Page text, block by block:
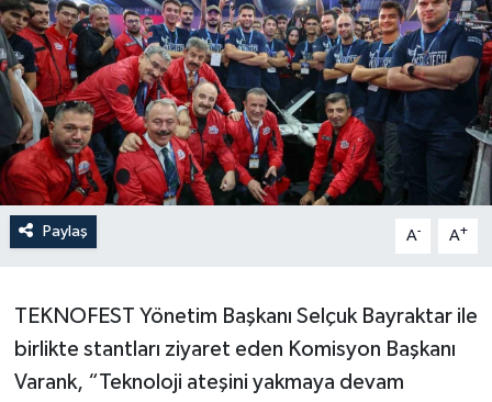
Paylaş A- A+
TEKNOFEST Yönetim Başkanı Selçuk Bayraktar ile
birlikte stantları ziyaret eden Komisyon Başkanı
Varank, “Teknoloji ateşini yakmaya devam